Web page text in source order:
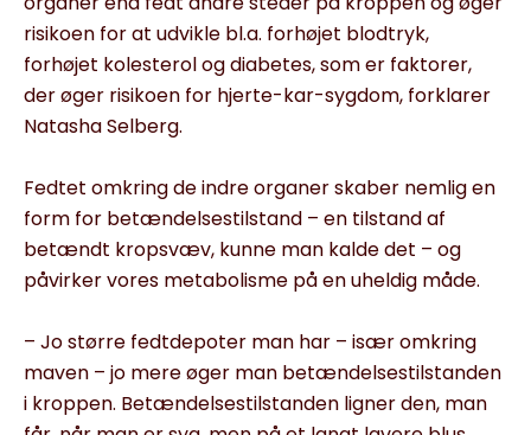
risikoen for at udvikle bl.a. forhøjet blodtryk,
forhøjet kolesterol og diabetes, som er faktorer,
der øger risikoen for hjerte-kar-sygdom, forklarer
Natasha Selberg.
Fedtet omkring de indre organer skaber nemlig en
form for betændelsestilstand – en tilstand af
betændt kropsvæv, kunne man kalde det – og
påvirker vores metabolisme på en uheldig måde.
– Jo større fedtdepoter man har – især omkring
maven – jo mere øger man betændelsestilstanden
i kroppen. Betændelsestilstanden ligner den, man